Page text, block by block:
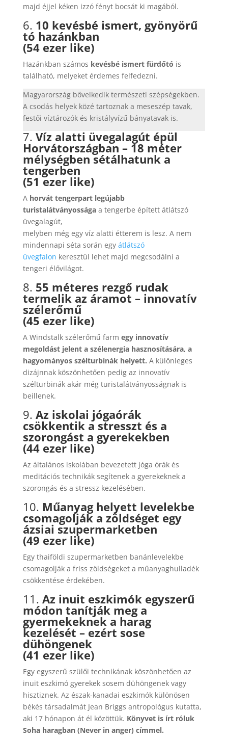
majd éjjel kéken izzó fényt bocsát ki magából.
6. 10 kevésbé ismert, gyönyörű
tó hazánkban
(54 ezer like)
Hazánkban számos kevésbé ismert fürdőtó is
található, melyeket érdemes felfedezni.
Magyarország bővelkedik természeti szépségekben.
A csodás helyek közé tartoznak a meseszép tavak,
festői víztározók és kristályvízű bányatavak is.
7. Víz alatti üvegalagút épül
Horvátországban – 18 méter
mélységben sétálhatunk a
tengerben
(51 ezer like)
A horvát tengerpart legújabb
turistalátványossága a tengerbe épített átlátszó
üvegalagút,
melyben még egy víz alatti étterem is lesz. A nem
mindennapi séta során egy átlátszó
üvegfalon keresztül lehet majd megcsodálni a
tengeri élővilágot.
8. 55 méteres rezgő rudak
termelik az áramot – innovatív
szélerőmű
(45 ezer like)
A Windstalk szélerőmű farm egy innovatív
megoldást jelent a szélenergia hasznosítására, a
hagyományos szélturbinák helyett. A különleges
dizájnnak köszönhetően pedig az innovatív
szélturbinák akár még turistalátványosságnak is
beillenek.
9. Az iskolai jógaórák
csökkentik a stresszt és a
szorongást a gyerekekben
(44 ezer like)
Az általános iskolában bevezetett jóga órák és
meditációs technikák segítenek a gyerekeknek a
szorongás és a stressz kezelésében.
10. Műanyag helyett levelekbe
csomagolják a zöldséget egy
ázsiai szupermarketben
(49 ezer like)
Egy thaiföldi szupermarketben banánlevelekbe
csomagolják a friss zöldségeket a műanyaghulladék
csökkentése érdekében.
11. Az inuit eszkimók egyszerű
módon tanítják meg a
gyermekeknek a harag
kezelését – ezért sose
dühöngenek
(41 ezer like)
Egy egyszerű szülői technikának köszönhetően az
inuit eszkimó gyerekek sosem dühöngenek vagy
hisztiznek. Az észak-kanadai eszkimók különösen
békés társadalmát Jean Briggs antropológus kutatta,
aki 17 hónapon át él közöttük. Könyvet is írt róluk
Soha haragban (Never in anger) címmel.